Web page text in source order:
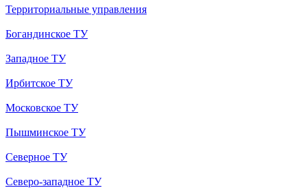
Территориальные управления
Богандинское ТУ
Западное ТУ
Ирбитское ТУ
Московское ТУ
Пышминское ТУ
Северное ТУ
Северо-западное ТУ